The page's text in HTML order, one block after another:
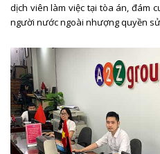
dịch viên làm việc tại tòa án, đám
người nước ngoài nhượng quyền